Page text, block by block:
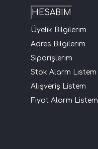
HESABIM
Üyelik Bilgilerim
Adres Bilgilerim
Siparişlerim
Stok Alarm Listem
Alışveriş Listem
Fiyat Alarm Listem